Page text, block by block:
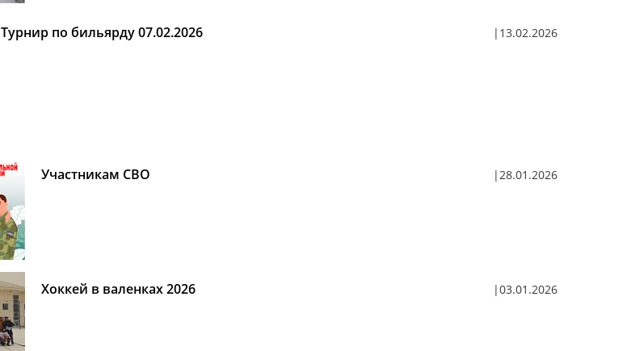
Турнир по бильярду 07.02.2026 13.02.2026
Участникам СВО 28.01.2026
Хоккей в валенках 2026 03.01.2026